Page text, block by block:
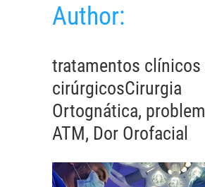
Author:
tratamentos clínicos
cirúrgicosCirurgia
Ortognática,
ATM, Dor Orofacial